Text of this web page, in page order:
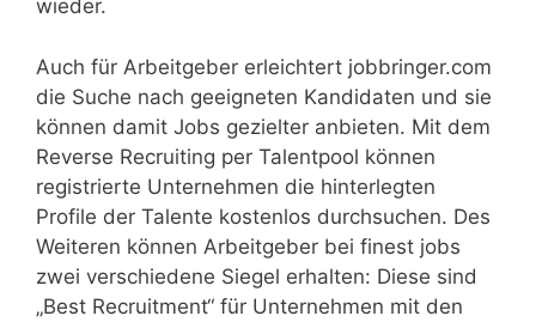
wieder.
Auch für Arbeitgeber erleichtert jobbringer.com
die Suche nach geeigneten Kandidaten und sie
können damit Jobs gezielter anbieten. Mit dem
Reverse Recruiting per Talentpool können
registrierte Unternehmen die hinterlegten
Profile der Talente kostenlos durchsuchen. Des
Weiteren können Arbeitgeber bei finest jobs
zwei verschiedene Siegel erhalten: Diese sind
„Best Recruitment“ für Unternehmen mit den